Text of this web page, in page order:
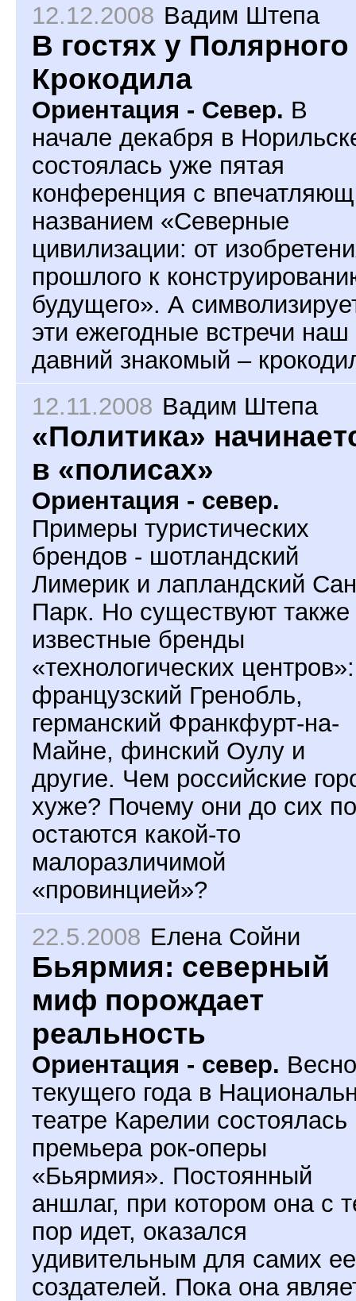
12.12.2008 Вадим Штепа
В гостях у Полярного
Крокодила
Ориентация - Север. В
начале декабря в
состоялась уже пятая
конференция с
названием «Северные
цивилизации: от
прошлого к
будущего». А
эти ежегодные встречи наш
давний знакомый –
12.11.2008 Вадим Штепа
«Политика»
в «полисах»
Ориентация - север.
Примеры туристических
брендов - шотландский
Лимерик и лапландский
Парк. Но существуют также
известные бренды
«технологических центров»:
французский Гренобль,
германский Франкфурт-на-
Майне, финский Оулу и
другие. Чем российские
хуже? Почему они до сих
остаются какой-то
малоразличимой
«провинцией»?
22.5.2008 Елена Сойни
Бьярмия: северный
миф порождает
реальность
Ориентация - север.
текущего года в
театре Карелии состоялась
премьера рок-оперы
«Бьярмия». Постоянный
аншлаг, при котором она с
пор идет, оказался
удивительным для самих ее
создателей. Пока она